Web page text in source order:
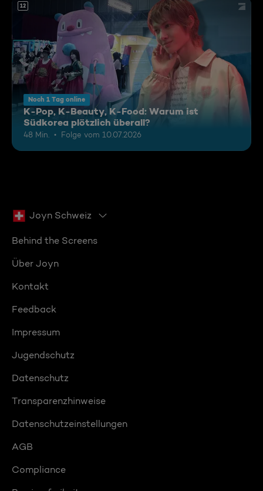
12
Noch 1 Tag online
K-Pop, K-Beauty, K-Food: Warum ist
Südkorea plötzlich überall?
48 Min. Folge vom 10.07.2026
Joyn Schweiz
Behind the Screens
Über Joyn
Kontakt
Feedback
Impressum
Jugendschutz
Datenschutz
Transparenzhinweise
Datenschutzeinstellungen
AGB
Compliance